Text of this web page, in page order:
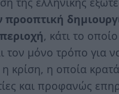
προοπτική
, κάτι το
τον μόνο τρόπο για
η κρίση, η οποία
και προφανώς